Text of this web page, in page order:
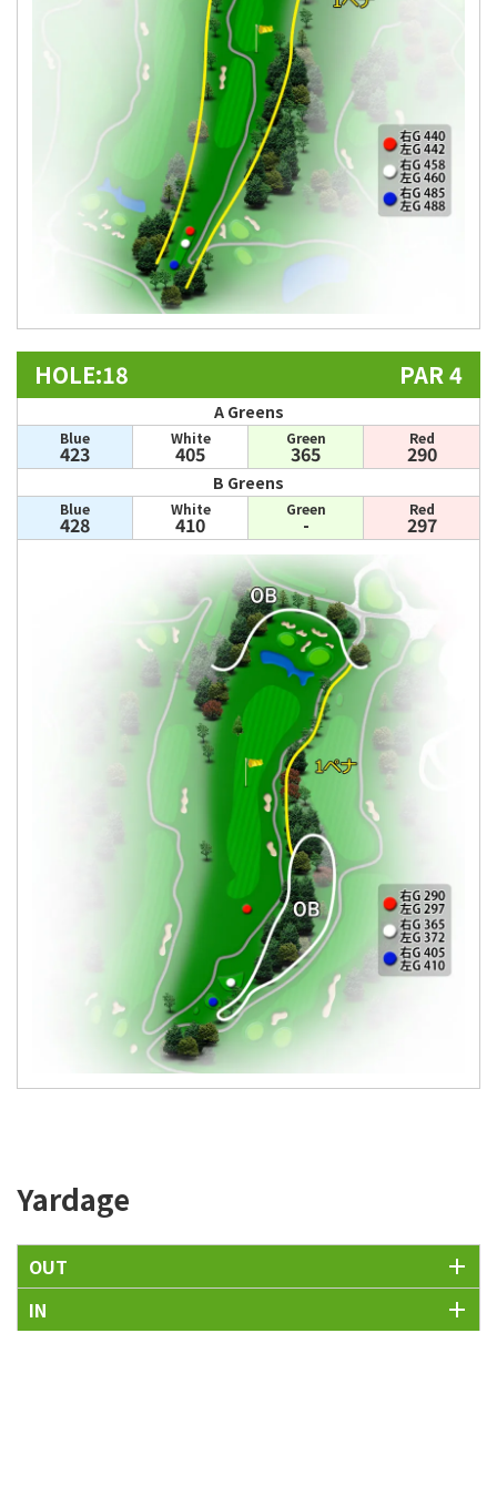
HOLE:18 PAR 4
A Greens
Blue
423
White
405
Green
365
Red
290
B Greens
Blue
428
White
410
Green
-
Red
297
Yardage
OUT
IN